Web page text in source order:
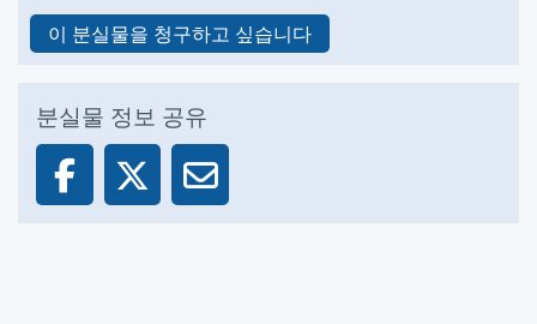
이 분실물을 청구하고 싶습니다
분실물 정보 공유